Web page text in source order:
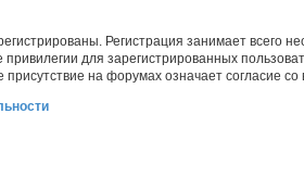
Регистрация занимает всего
для зарегистрированных
на форумах означает согласие со